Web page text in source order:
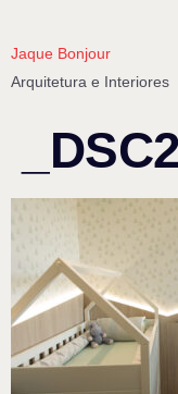
Jaque Bonjour
Arquitetura e Interiores